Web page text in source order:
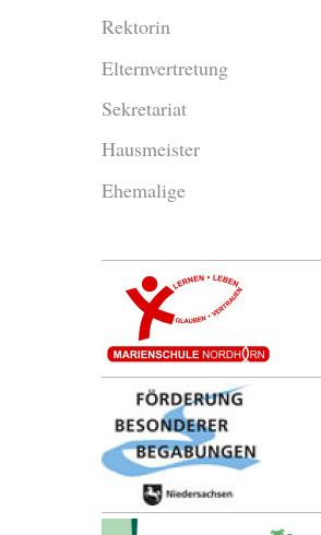
Rektorin
Elternvertretung
Sekretariat
Hausmeister
Ehemalige